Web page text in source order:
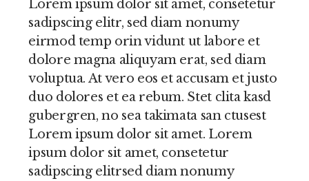
Lorem ipsum dolor sit amet, consetetur
sadipscing elitr, sed diam nonumy
eirmod temp orin vidunt ut labore et
dolore magna aliquyam erat, sed diam
voluptua. At vero eos et accusam et justo
duo dolores et ea rebum. Stet clita kasd
gubergren, no sea takimata san ctusest
Lorem ipsum dolor sit amet. Lorem
ipsum dolor sit amet, consetetur
sadipscing elitrsed diam nonumy